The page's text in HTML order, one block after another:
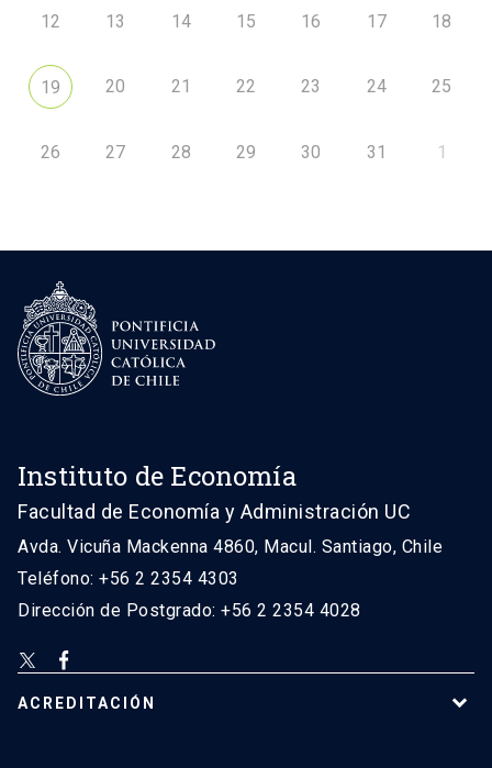
12 13 14 15 16 17 18
19 20 21 22 23 24 25
26 27 28 29 30 31 1
Instituto de Economía
Facultad de Economía y Administración UC
Avda. Vicuña Mackenna 4860, Macul. Santiago, Chile
Teléfono: +56 2 2354 4303
Dirección de Postgrado: +56 2 2354 4028
ACREDITACIÓN